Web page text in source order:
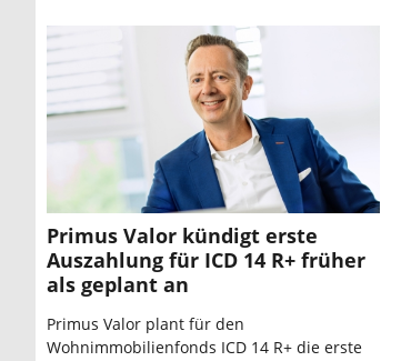
Primus Valor kündigt erste
Auszahlung für ICD 14 R+ früher
als geplant an
Primus Valor plant für den
Wohnimmobilienfonds ICD 14 R+ die erste